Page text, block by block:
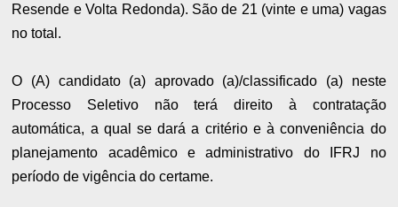
Resende e Volta Redonda). São de 21 (vinte e uma) vagas
no total.
O (A) candidato (a) aprovado (a)/classificado (a) neste
Processo Seletivo não terá direito à contratação
automática, a qual se dará a critério e à conveniência do
planejamento acadêmico e administrativo do IFRJ no
período de vigência do certame.